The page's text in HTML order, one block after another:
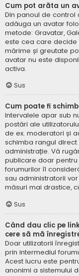
Cum pot arăta un
Din panoul de control
adăuga un avatar
metode: Gravatar,
este cea care decide
mărime și greutate
avatar nu este
activa.
Sus
Cum poate fi
Intervalele apar sub
postări ale
de ex. moderatori și
schimba rangul
administrație. Vă
publicare doar
forumurilor îl
sau administratorii
măsuri mai drastice,
Sus
Când dau clic pe
cere să mă
Doar utilizatorii
prin intermediul
Acest lucru este
anonimi a sistemului